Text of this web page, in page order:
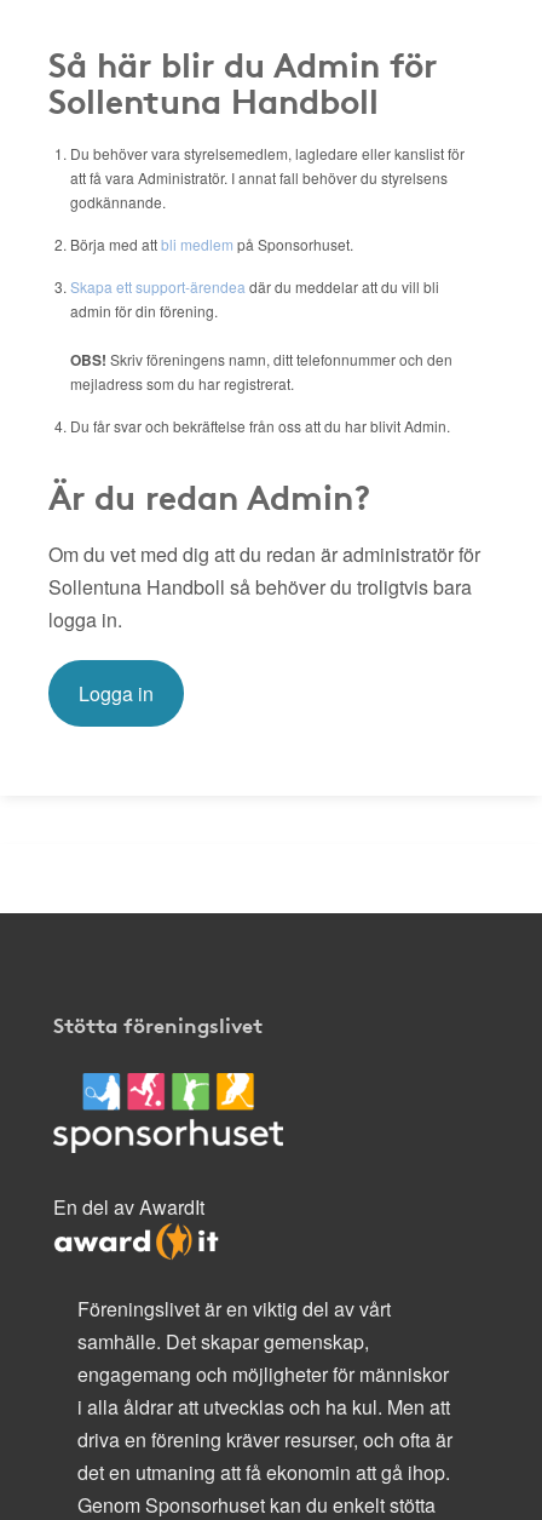
Så här blir du Admin för
Sollentuna Handboll
Du behöver vara styrelsemedlem, lagledare eller kanslist för
att få vara Administratör. I annat fall behöver du styrelsens
godkännande.
Börja med attbli medlem på Sponsorhuset.
Skapa ett support-ärendea där du meddelar att du vill bli
admin för din förening.
OBS! Skriv föreningens namn, ditt telefonnummer och den
mejladress som du har registrerat.
Du får svar och bekräftelse från oss att du har blivit Admin.
Är du redan Admin?
Om du vet med dig att du redan är administratör för
Sollentuna Handboll så behöver du troligtvis bara
logga in.
Logga in
Stötta föreningslivet
En del av AwardIt
Föreningslivet är en viktig del av vårt
samhälle. Det skapar gemenskap,
engagemang och möjligheter för människor
i alla åldrar att utvecklas och ha kul. Men att
driva en förening kräver resurser, och ofta är
det en utmaning att få ekonomin att gå ihop.
Genom Sponsorhuset kan du enkelt stötta